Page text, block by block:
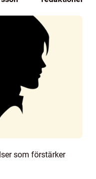
som förstärker